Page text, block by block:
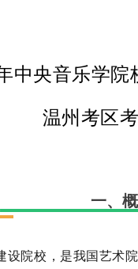
中央音乐学
温州考区
一、
设院校，是我国艺术